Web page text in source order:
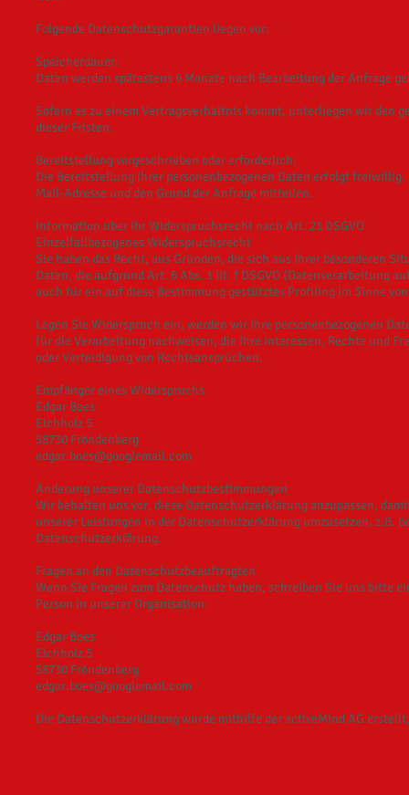
Folgende Datenschutzgarantien liegen vor:
Speicherdauer:
Daten werden spätestens 6 Monate nach Bearbeitung der Anfrage
Sofern es zu einem Vertragsverhältnis kommt, unterliegen wir den
dieser Fristen.
Bereitstellung vorgeschrieben oder erforderlich:
Die Bereitstellung Ihrer personenbezogenen Daten erfolgt
Mail-Adresse und den Grund der Anfrage mitteilen.
Information über Ihr Widerspruchsrecht nach Art. 21 DSGVO
Einzelfallbezogenes Widerspruchsrecht
Sie haben das Recht, aus Gründen, die sich aus Ihrer besonderen
Daten, die aufgrund Art. 6 Abs. 1 lit. f DSGVO (Datenverarbeitung
auch für ein auf diese Bestimmung gestütztes Profiling im Sinne von
Legen Sie Widerspruch ein, werden wir Ihre personenbezogenen
für die Verarbeitung nachweisen, die Ihre Interessen, Rechte und
oder Verteidigung von Rechtsansprüchen.
Empfänger eines Widerspruchs
Edgar Boes
Eichholz 5
58730 Fröndenberg
edgar.boes@googlemail.com
Änderung unserer Datenschutzbestimmungen
Wir behalten uns vor, diese Datenschutzerklärung anzupassen,
unserer Leistungen in der Datenschutzerklärung umzusetzen, z.B.
Datenschutzerklärung.
Fragen an den Datenschutzbeauftragten
Wenn Sie Fragen zum Datenschutz haben, schreiben Sie uns bitte
Person in unserer Organisation:
Edgar Boes
Eichholz 5
58730 Fröndenberg
edgar.boes@googlemail.com
Die Datenschutzerklärung wurde mithilfe der activeMind AG